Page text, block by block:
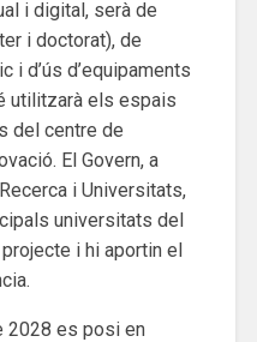
i digital, serà de
i doctorat), de
i d’ús d’equipaments
utilitzarà els espais
del centre de
El Govern, a
i Universitats,
universitats del
i hi aportin el
2028 es posi en